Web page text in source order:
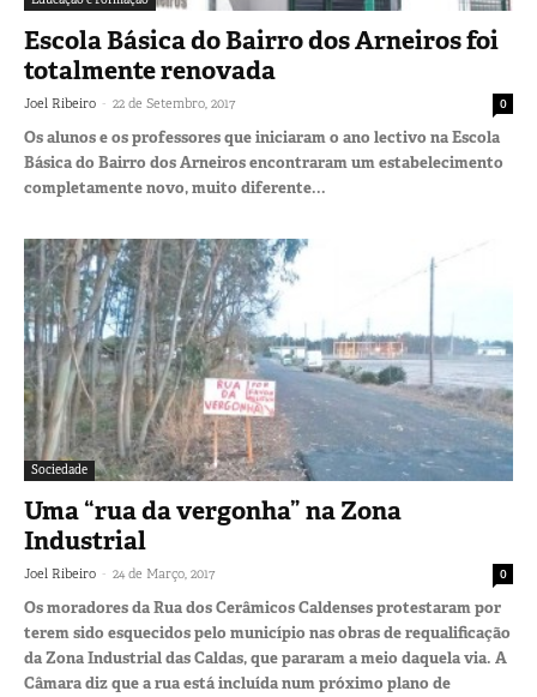
Escola Básica do Bairro dos Arneiros foi
totalmente renovada
Joel Ribeiro - 22 de Setembro, 2017 0
Os alunos e os professores que iniciaram o ano lectivo na Escola
Básica do Bairro dos Arneiros encontraram um estabelecimento
completamente novo, muito diferente...
Sociedade
Uma “rua da vergonha” na Zona
Industrial
Joel Ribeiro - 24 de Março, 2017 0
Os moradores da Rua dos Cerâmicos Caldenses protestaram por
terem sido esquecidos pelo município nas obras de requalificação
da Zona Industrial das Caldas, que pararam a meio daquela via. A
Câmara diz que a rua está incluída num próximo plano de